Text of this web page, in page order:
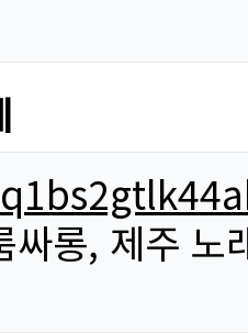
싸롱, 제주 노